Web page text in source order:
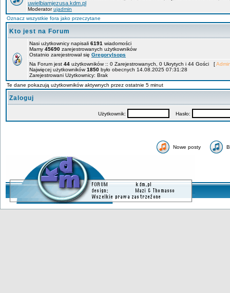
uwielbiamjezusa.kdm.pl
Moderatorujadmin
Oznacz wszystkie fora jako przeczytane
Kto jest na Forum
Nasi użytkownicy napisali 6191 wiadomości
Mamy 45690 zarejestrowanych użytkowników
Ostatnio zarejestrował się GregoryIsops
Na Forum jest 44 użytkowników :: 0 Zarejestrowanych, 0 Ukrytych i 44 Gości [
Najwięcej użytkowników1850 było obecnych 14.08.2025 07:31:28
Zarejestrowani Użytkownicy: Brak
Te dane pokazują użytkowników aktywnych przez ostatnie 5 minut
Zaloguj
Użytkownik: Hasło:
Nowe posty